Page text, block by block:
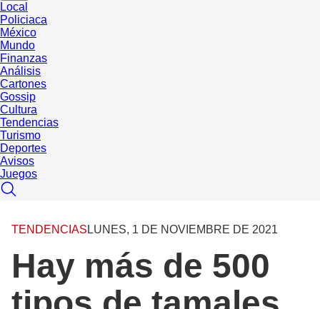
Local
Policiaca
México
Mundo
Finanzas
Análisis
Cartones
Gossip
Cultura
Tendencias
Turismo
Deportes
Avisos
Juegos
TENDENCIAS LUNES, 1 DE NOVIEMBRE DE 2021
Hay más de 500